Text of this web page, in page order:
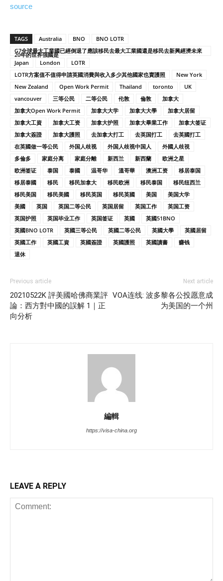
source
TAGS Australia BNO
BNO LOTR
G7全球最大工業國已經倒退了應該移民去最大工業國還是移民去新興經濟未來
20年的世界強國是
Japan
London
LOTR
LOTR方案值不值得申請英國消費與收入多少其他國家也賣護照
New York
New Zealand
Open Work Permit Thailand toronto
UK
vancouver
三等公民 二等公民 伦敦 倫敦
加拿大
加拿大Open Work Permit
加拿大大学 加拿大大學
加拿大居留
加拿大工資
加拿大工资 加拿大护照 加拿大畢業工作
加拿大签证
加拿大簽證
加拿大護照 去加拿大打工 去英国打工
去英國打工
在英國做一等公民
外国人歧视 外国人歧视中国人
外國人歧視
多倫多
家庭分离 家庭分離 新西兰 新西蘭
欧洲之星
欧洲签证
泰国 泰國 温哥华 溫哥華 澳洲工资
移居泰国
移居泰國
移民 移民加拿大 移民欧洲 移民泰国
移民纽西兰
移民美国
移民美國 移民英国 移民英國 美国
美国大学
美國
英国 英国二等公民 英国居留 英国工作
英国工资
英国护照
英国毕业工作 英国签证 英國
英國51BNO
英國BNO LOTR
英國三等公民 英國二等公民 英國大學
英國居留
英國工作
英國工資 英國簽證 英國護照 英國讀書
赚钱
退休
Previous article
20210522K 評美國哈佛商業評
論：西方對中國的誤解 1｜正
向分析
Next article
VOA连线: 波多黎各公投愿意成
为美国的一个州
編輯
https://visa-china.org
LEAVE A REPLY